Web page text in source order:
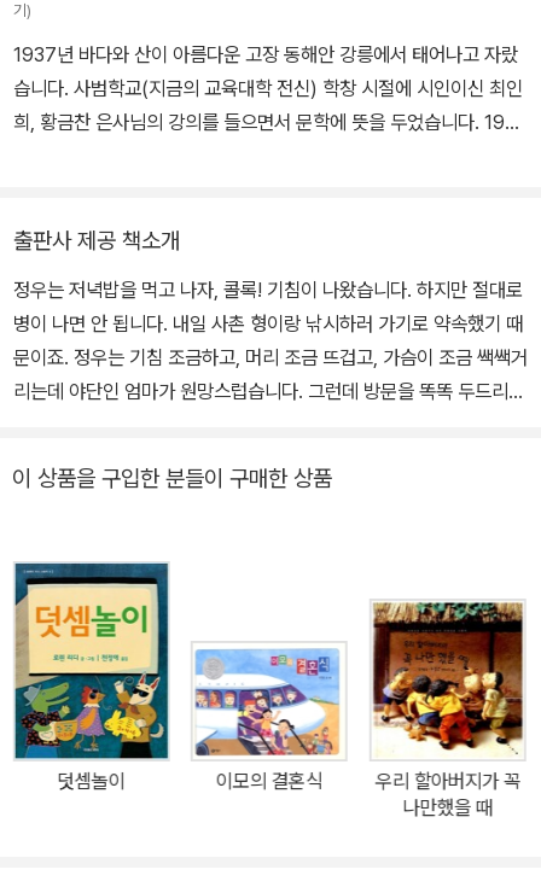
기)
1937년 바다와 산이 아름다운 고장 동해안 강릉에서 태어나고 자랐
습니다. 사범학교(지금의 교육대학 전신) 학창 시절에 시인이신 최인
희, 황금찬 은사님의 강의를 들으면서 문학에 뜻을 두었습니다. 1963
동화집 17권을 냈습니다. 그리고 한정동아동문학상, 펜문학상, 한국
문학상, 방정환문학상, 대한민국동요대상 등을 수상하였습니다. 한국
문인협회 아동문학분과 회장 · 부이사장, 국제펜 한국본부 심의위원
장, 초등 국어 교과서 집필 · 편찬심의위원, · 부회장 등을 역임했고,
현재 한국아동청소년문학협회 이사장, 국제펜 한국본부 심의위원장
출판사 제공 책소개
정우는 저녁밥을 먹고 나자, 콜록! 기침이 나왔습니다. 하지만 절대로
병이 나면 안 됩니다. 내일 사촌 형이랑 낚시하러 가기로 약속했기 때
문이죠. 정우는 기침 조금하고, 머리 조금 뜨겁고, 가슴이 조금 쌕쌕거
리는데 야단인 엄마가 원망스럽습니다. 그런데 방문을 똑똑 두드리는
내는 방법을 재치 있게 그린 작품입니다. 생활과 이상, 현실과 환타지
는 것이 흥미롭습니다. 겨울철 감기 예방을 위해 이를 잘 닦아야 한다
는 아이의 생활 습관을 길러줄 수 있는 책이기도 합니다.
이 상품을 구입한 분들이 구매한 상품
덧셈놀이 이모의 결혼식
우리 할아버지가 꼭
나만했을 때